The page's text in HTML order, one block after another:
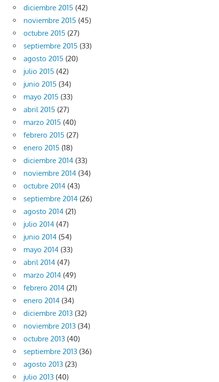
diciembre 2015 (42)
noviembre 2015 (45)
octubre 2015 (27)
septiembre 2015 (33)
agosto 2015 (20)
julio 2015 (42)
junio 2015 (34)
mayo 2015 (33)
abril 2015 (27)
marzo 2015 (40)
febrero 2015 (27)
enero 2015 (18)
diciembre 2014 (33)
noviembre 2014 (34)
octubre 2014 (43)
septiembre 2014 (26)
agosto 2014 (21)
julio 2014 (47)
junio 2014 (54)
mayo 2014 (33)
abril 2014 (47)
marzo 2014 (49)
febrero 2014 (21)
enero 2014 (34)
diciembre 2013 (32)
noviembre 2013 (34)
octubre 2013 (40)
septiembre 2013 (36)
agosto 2013 (23)
julio 2013 (40)